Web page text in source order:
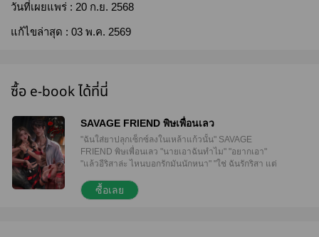
วันที่เผยแพร่ : 20 ก.ย. 2568
แก้ไขล่าสุด : 03 พ.ค. 2569
ซื้อ e-book ได้ที่นี่
SAVAGE FRIEND พิษเพื่อนเลว
"ฉันใส่ยาปลุกเซ็กซ์ลงในเหล้าแก้วนั้น" SAVAGE
FRIEND พิษเพื่อนเลว "นายเอาฉันทำไม" "อยากเอา"
"แล้วอีริสาล่ะ ไหนบอกรักมันนักหนา" "ใช่ ฉันรักริสา แต่
ดีต่อกัน เลยกลายเป็นเพื่อนที่‘เลว’! โซ่ | SO สถาปัตย์ปี 3
อายุ 21 ปี ส่วนสูง 190 cm หล่อ รวย โหด ดุ เถื่อน เลว
ซื้อเลย